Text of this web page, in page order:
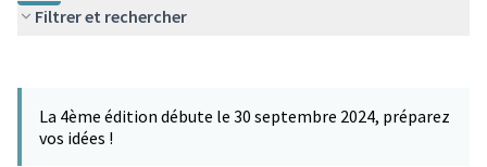
Filtrer et rechercher
La 4ème édition débute le 30 septembre 2024, préparez
vos idées !